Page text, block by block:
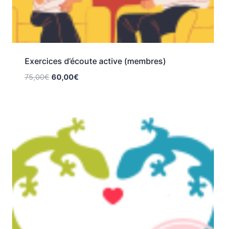
Exercices d’écoute active (membres)
75,00€ 60,00€